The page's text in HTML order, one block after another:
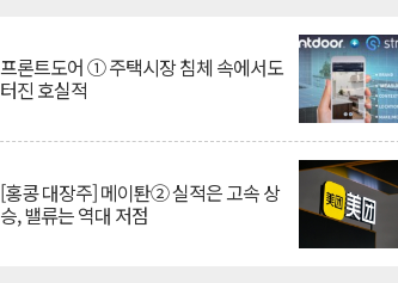
프론트도어 ① 주택시장 침체 속에서도
터진 호실적
[홍콩 대장주] 메이퇀② 실적은 고속 상
승, 밸류는 역대 저점